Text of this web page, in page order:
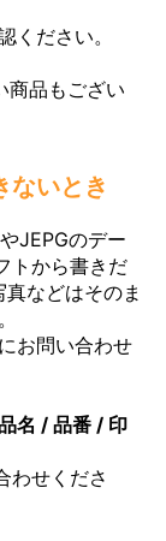
ください。
商品もござい
ないとき
JEPGのデー
トから書きだ
などはそのま
お問い合わせ
品名 / 品番 / 印
わせくださ